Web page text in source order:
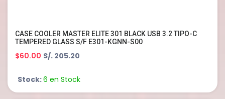
CASE COOLER MASTER ELITE 301 BLACK USB 3.2 TIPO-C
TEMPERED GLASS S/F E301-KGNN-S00
$60.00 S/. 205.20
Stock:6 en Stock